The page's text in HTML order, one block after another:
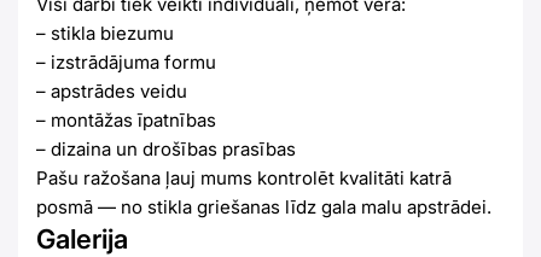
– stikla biezumu
– izstrādājuma formu
– apstrādes veidu
– montāžas īpatnības
– dizaina un drošības prasības
Pašu ražošana ļauj mums kontrolēt kvalitāti katrā
posmā — no stikla griešanas līdz gala malu apstrādei.
Galerija